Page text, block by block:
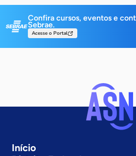
Confira cursos, eventos e
Sebrae.
Acesse o Portal
Início